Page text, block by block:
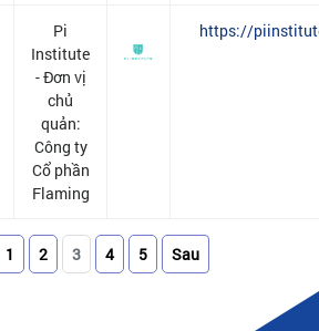
Pi
Institute
- Đơn vị
chủ
quản:
Công ty
Cổ phần
Flaming
https://
1 2 3 4 5 Sau